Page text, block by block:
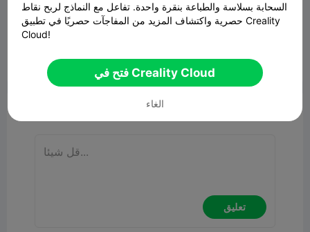
2 
تعليق
السحابة بسلاسة والطباعة بنقرة واحدة. تفاعل مع النماذج لربح نقاط
حصرية واكتشاف المزيد من المفاجآت حصريًا في تطبيق Creality
Cloud!
فتح في Creality Cloud
الغاء